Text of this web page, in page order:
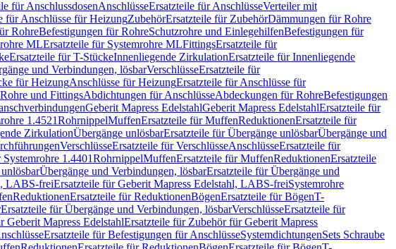
für AnschlussdosenAnschlüsseErsatzteile für AnschlüsseVerteiler mit
für Anschlüsse für HeizungZubehörErsatzteile für ZubehörDämmungen für Rohre
RohreBefestigungen für RohreSchutzrohre und EinlegehilfenBefestigungen für
MLErsatzteile für Systemrohre MLFittingsErsatzteile für
Ersatzteile für T-StückeInnenliegende ZirkulationErsatzteile für Innenliegende
und Verbindungen, lösbarVerschlüsseErsatzteile für
für HeizungAnschlüsse für HeizungErsatzteile für Anschlüsse für
und FittingsAbdichtungen für AnschlüsseAbdeckungen für RohreBefestigungen
Geberit Mapress EdelstahlGeberit Mapress EdelstahlErsatzteile für
1.4521RohrnippelMuffenErsatzteile für MuffenReduktionenErsatzteile für
ZirkulationÜbergänge unlösbarErsatzteile für Übergänge unlösbarÜbergänge und
VerschlüsseErsatzteile für VerschlüsseAnschlüsseErsatzteile für
1.4401RohrnippelMuffenErsatzteile für MuffenReduktionenErsatzteile
Übergänge und Verbindungen, lösbarErsatzteile für Übergänge und
LABS-freiErsatzteile für Geberit Mapress Edelstahl, LABS-freiSystemrohre
ReduktionenErsatzteile für ReduktionenBögenErsatzteile für BögenT-
Ersatzteile für Übergänge und Verbindungen, lösbarVerschlüsseErsatzteile für
Geberit Mapress EdelstahlErsatzteile für Zubehör für Geberit Mapress
Ersatzteile für Befestigungen für AnschlüsseSystemdichtungenSets Schraube